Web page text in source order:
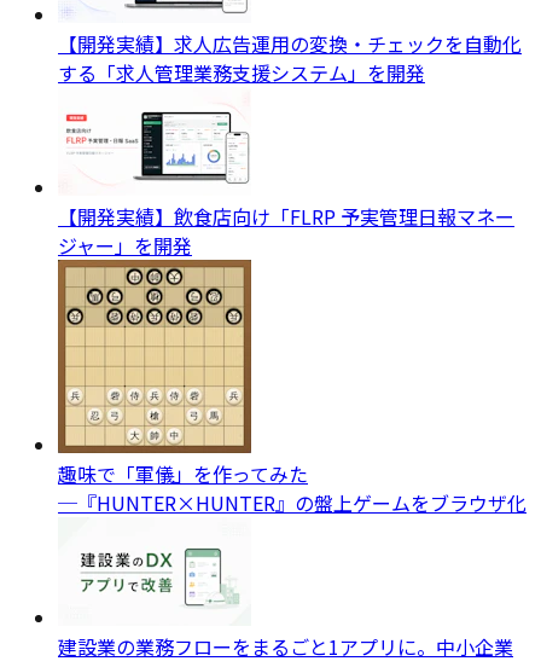
【開発実績】求人広告運用の変換・チェックを自動化
する「求人管理業務支援システム」を開発
【開発実績】飲食店向け「FLRP 予実管理日報マネー
ジャー」を開発
趣味で「軍儀」を作ってみた
─『HUNTER×HUNTER』の盤上ゲームをブラウザ化
建設業の業務フローをまるごと1アプリに。中小企業